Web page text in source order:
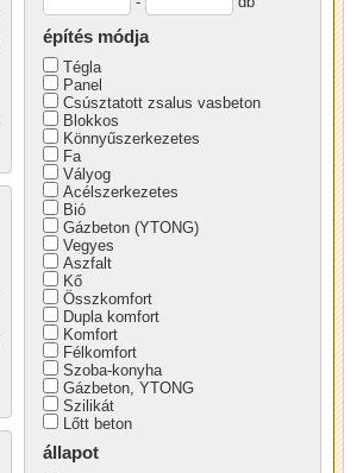
építés módja
Tégla
Panel
Csúsztatott zsalus vasbeton
Blokkos
Könnyűszerkezetes
Fa
Vályog
Acélszerkezetes
Bió
Gázbeton (YTONG)
Vegyes
Aszfalt
Kő
Összkomfort
Dupla komfort
Komfort
Félkomfort
Szoba-konyha
Gázbeton, YTONG
Szilikát
Lőtt beton
állapot